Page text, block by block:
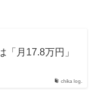
chika log.
「月17.8万円」